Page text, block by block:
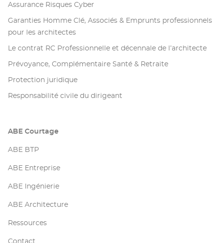
Assurance Risques Cyber
Garanties Homme Clé, Associés & Emprunts professionnels
pour les architectes
Le contrat RC Professionnelle et décennale de l’architecte
Prévoyance, Complémentaire Santé & Retraite
Protection juridique
Responsabilité civile du dirigeant
ABE Courtage
ABE BTP
ABE Entreprise
ABE Ingénierie
ABE Architecture
Ressources
Contact